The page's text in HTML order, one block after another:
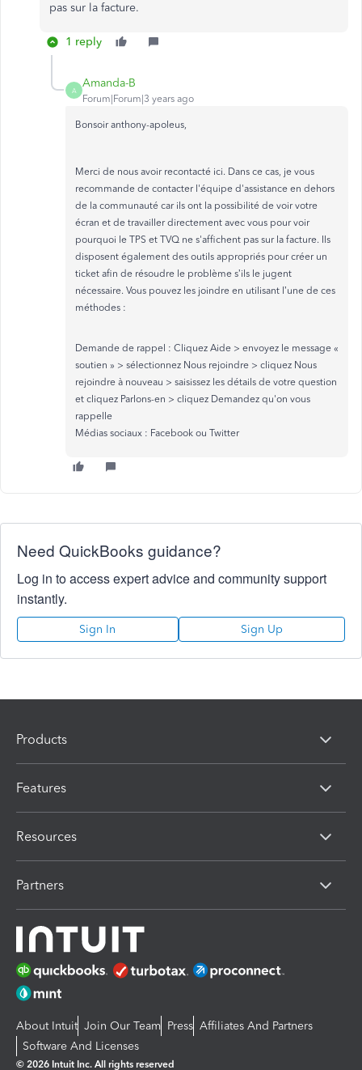
pas sur la facture.
1 reply
A
Amanda-B
Forum|Forum|3 years ago
Bonsoir anthony-apoleus,
Merci de nous avoir recontacté ici. Dans ce cas, je vous
recommande de contacter l'équipe d'assistance en dehors
de la communauté car ils ont la possibilité de voir votre
écran et de travailler directement avec vous pour voir
pourquoi le TPS et TVQ ne s'affichent pas sur la facture. Ils
disposent également des outils appropriés pour créer un
ticket afin de résoudre le problème s’ils le jugent
nécessaire. Vous pouvez les joindre en utilisant l’une de ces
méthodes :
Demande de rappel : Cliquez Aide > envoyez le message «
soutien » > sélectionnez Nous rejoindre > cliquez Nous
rejoindre à nouveau > saisissez les détails de votre question
et cliquez Parlons-en > cliquez Demandez qu'on vous
rappelle
Médias sociaux : Facebook ou Twitter
Need QuickBooks guidance?
Log in to access expert advice and community support
instantly.
Sign In Sign Up
Products
Features
Resources
Partners
About Intuit Join Our Team Press Affiliates And Partners
Software And Licenses
© 2026 Intuit Inc. All rights reserved